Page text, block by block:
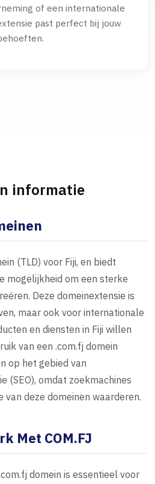
of een internationale
past perfect bij jouw
informatie
(TLD) voor Fiji, en biedt
mogelijkheid om een sterke
Deze domeinextensie is
maar ook voor internationale
en diensten in Fiji willen
van een .com.fj domein
op het gebied van
(SEO), omdat zoekmachines
deze domeinen waarderen.
Met COM.FJ
domein is essentieel voor